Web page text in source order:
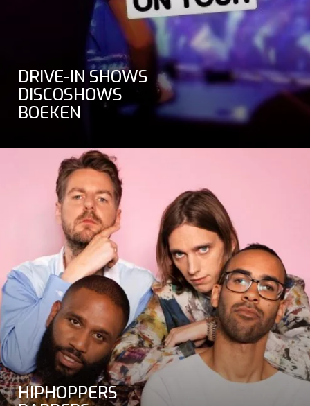
DRIVE-IN SHOWS
DISCOSHOWS
BOEKEN
HIPHOPPERS